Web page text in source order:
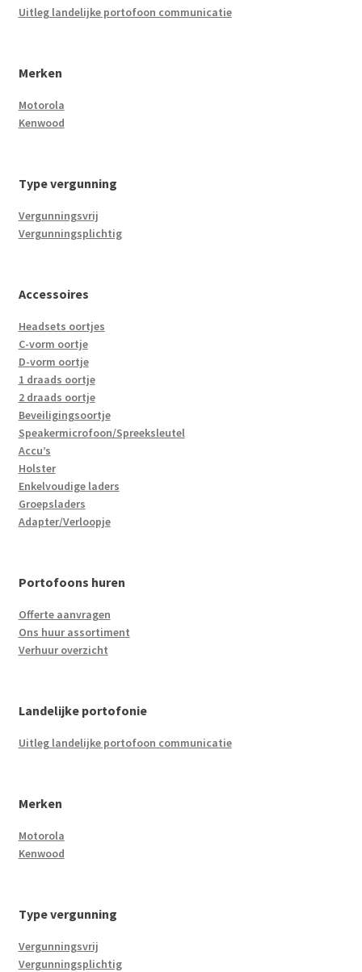
Uitleg landelijke portofoon communicatie
Merken
Motorola
Kenwood
Type vergunning
Vergunningsvrij
Vergunningsplichtig
Accessoires
Headsets oortjes
C-vorm oortje
D-vorm oortje
1 draads oortje
2 draads oortje
Beveiligingsoortje
Speakermicrofoon/Spreeksleutel
Accu’s
Holster
Enkelvoudige laders
Groepsladers
Adapter/Verloopje
Portofoons huren
Offerte aanvragen
Ons huur assortiment
Verhuur overzicht
Landelijke portofonie
Uitleg landelijke portofoon communicatie
Merken
Motorola
Kenwood
Type vergunning
Vergunningsvrij
Vergunningsplichtig